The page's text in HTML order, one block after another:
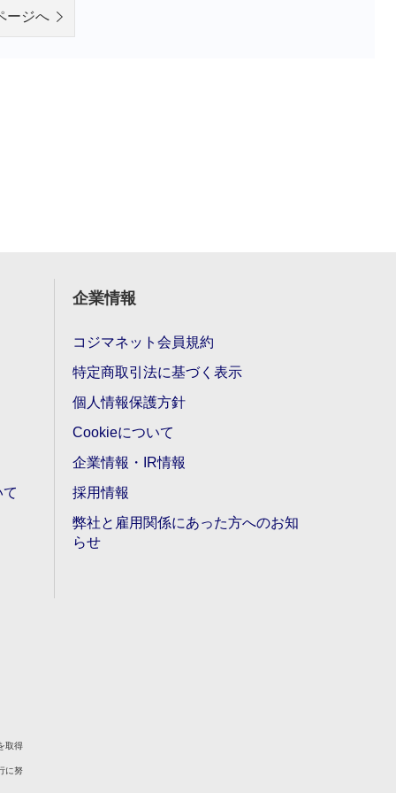
ージへ
企業情報
コジマネット会員規約
特定商取引法に基づく表示
個人情報保護方針
Cookieについて
企業情報・IR情報
採用情報
弊社と雇用関係にあった方へのお知
らせ
取得
に努